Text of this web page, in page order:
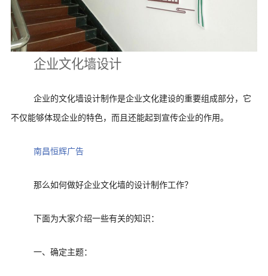
企业文化墙设计
企业的文化墙设计制作是企业文化建设的重要组成部分，它
不仅能够体现企业的特色，而且还能起到宣传企业的作用。
南昌恒辉广告
那么如何做好企业文化墙的设计制作工作？
下面为大家介绍一些有关的知识：
一、确定主题：